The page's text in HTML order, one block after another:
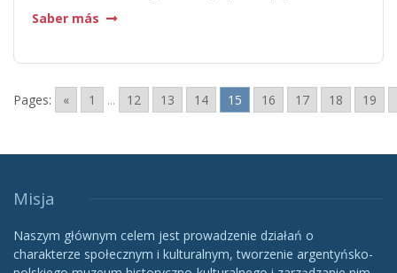
Saber más
Pages: « 1 ... 12 13 14 15 16 17 18 19
Misja
Naszym głównym celem jest prowadzenie działań o
charakterze społecznym i kulturalnym, tworzenie argentyńsko-